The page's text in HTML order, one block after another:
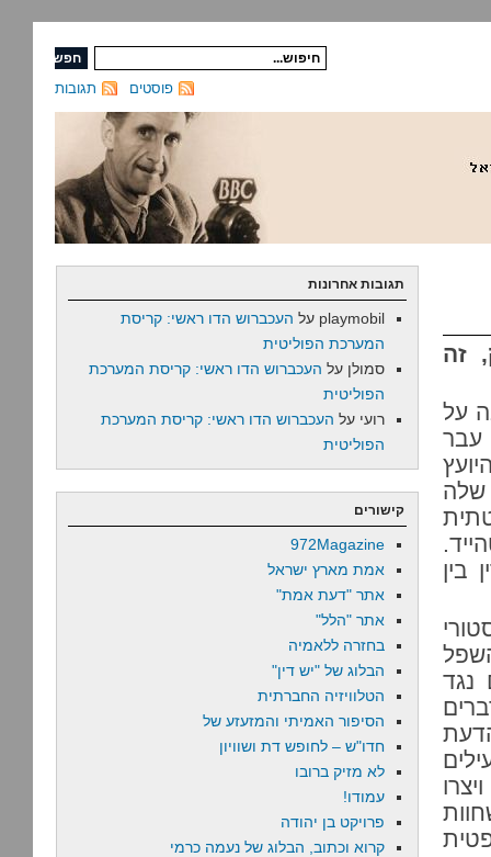
תגובות פוסטים
זה
על
עבר
שלה
בין
נגד
תגובות אחרונות
playmobil על העכברוש הדו ראשי: קריסת
המערכת הפוליטית
סמולן על העכברוש הדו ראשי: קריסת המערכת
הפוליטית
רועי על העכברוש הדו ראשי: קריסת המערכת
הפוליטית
קישורים
972Magazine
אמת מארץ ישראל
אתר "דעת אמת"
אתר "הלל"
בחזרה ללאמיה
הבלוג של "יש דין"
הטלוויזיה החברתית
הסיפור האמיתי והמזעזע של
חדו"ש – לחופש דת ושוויון
לא מזיק ברובו
עמודו!
פרויקט בן יהודה
קרוא וכתוב, הבלוג של נעמה כרמי